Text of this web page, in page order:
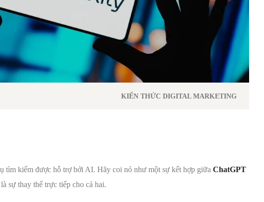
KIẾN THỨC DIGITAL MARKETING
tìm kiếm được hỗ trợ bởi AI. Hãy coi nó như một sự kết hợp giữa ChatGPT
sự thay thế trực tiếp cho cả hai.